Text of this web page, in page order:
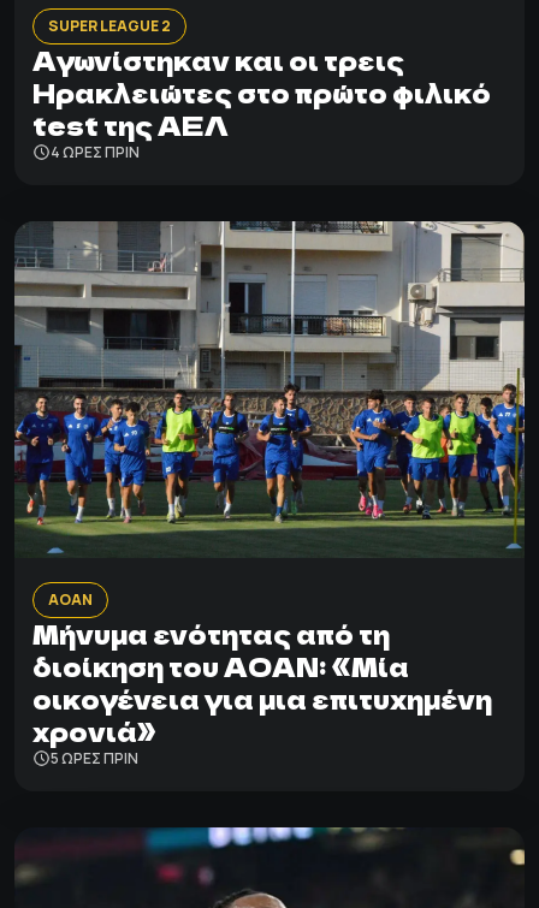
SUPER LEAGUE 2
Αγωνίστηκαν και οι τρεις
Ηρακλειώτες στο πρώτο φιλικό
test της ΑΕΛ
4 ΩΡΕΣ ΠΡΙΝ
ΑΟΑΝ
Μήνυμα ενότητας από τη
διοίκηση του ΑΟΑΝ: «Μία
οικογένεια για μια επιτυχημένη
χρονιά»
5 ΩΡΕΣ ΠΡΙΝ